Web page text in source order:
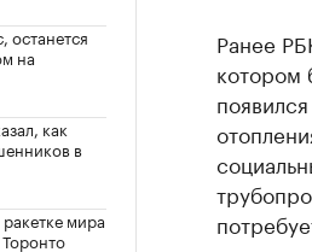
останется
на
как
в
мира
Торонто
Ранее
котором